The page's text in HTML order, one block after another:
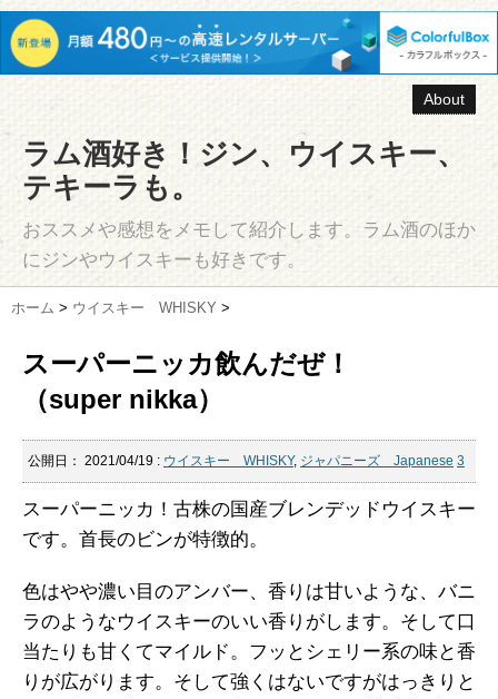
About
ラム酒好き！ジン、ウイスキー、
テキーラも。
おススメや感想をメモして紹介します。ラム酒のほか
にジンやウイスキーも好きです。
ホーム > ウイスキー WHISKY >
スーパーニッカ飲んだぜ！
（super nikka）
公開日： 2021/04/19 : ウイスキー WHISKY, ジャパニーズ Japanese 3
スーパーニッカ！古株の国産ブレンデッドウイスキー
です。首長のビンが特徴的。
色はやや濃い目のアンバー、香りは甘いような、バニ
ラのようなウイスキーのいい香りがします。そして口
当たりも甘くてマイルド。フッとシェリー系の味と香
りが広がります。そして強くはないですがはっきりと